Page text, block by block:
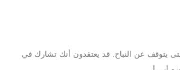
يتوقف عن النباح. قد يعتقدون أنك تشارك في